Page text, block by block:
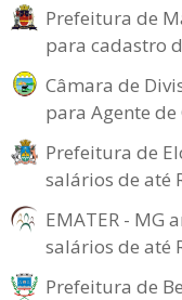
Prefeitura de
para cadastro
Câmara de
para Agente
Prefeitura de
salários de até
EMATER - MG
salários de até
Prefeitura de